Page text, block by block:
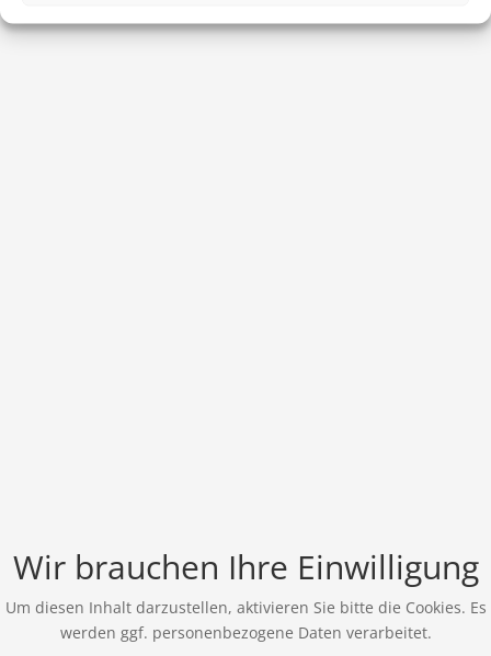
Wir brauchen Ihre Einwilligung
Um diesen Inhalt darzustellen, aktivieren Sie bitte die Cookies. Es
werden ggf. personenbezogene Daten verarbeitet.